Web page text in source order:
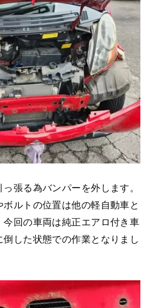
張る為バンパーを外します。
ルトの位置は他の軽自動車と
回の車両は純正エアロ付き車
した状態での作業となりまし